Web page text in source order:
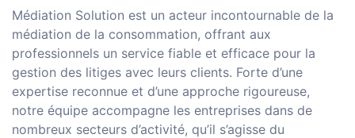
Médiation Solution est un acteur incontournable de la
médiation de la consommation, offrant aux
professionnels un service fiable et efficace pour la
gestion des litiges avec leurs clients. Forte d’une
expertise reconnue et d’une approche rigoureuse,
notre équipe accompagne les entreprises dans de
nombreux secteurs d’activité, qu’il s’agisse du